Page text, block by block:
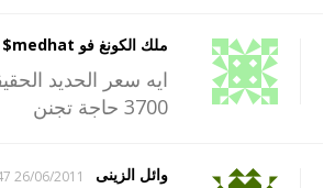
ملك الكونغ فو medhat$
3700 حاجة تجنن
وائل الزينى 26/06/2011 18:47